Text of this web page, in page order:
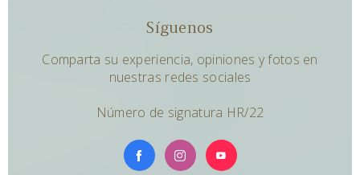
Síguenos
Comparta su experiencia, opiniones y fotos en
nuestras redes sociales
Número de signatura HR/22